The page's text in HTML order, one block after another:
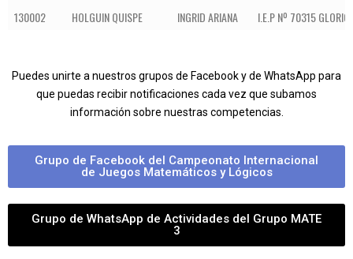
130002
HOLGUIN QUISPE INGRID ARIANA I.E.P Nº 70315
Puedes unirte a nuestros grupos de Facebook y de WhatsApp para
que puedas recibir notificaciones cada vez que subamos
información sobre nuestras competencias.
Grupo de Facebook del Campeonato Internacional
de Juegos Matemáticos y Lógicos
Grupo de WhatsApp de Actividades del Grupo MATE
3